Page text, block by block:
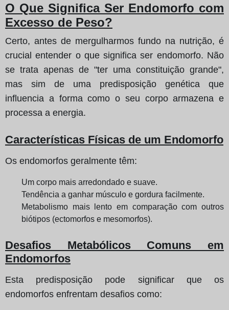
O Que Significa Ser Endomorfo com
Excesso de Peso?
Certo, antes de mergulharmos fundo na nutrição, é
crucial entender o que significa ser endomorfo. Não
se trata apenas de "ter uma constituição grande",
mas sim de uma predisposição genética que
influencia a forma como o seu corpo armazena e
processa a energia.
Características Físicas de um Endomorfo
Os endomorfos geralmente têm:
Um corpo mais arredondado e suave.
Tendência a ganhar músculo e gordura facilmente.
Metabolismo mais lento em comparação com outros
biótipos (ectomorfos e mesomorfos).
Desafios Metabólicos Comuns em
Endomorfos
Esta predisposição pode significar que os
endomorfos enfrentam desafios como: